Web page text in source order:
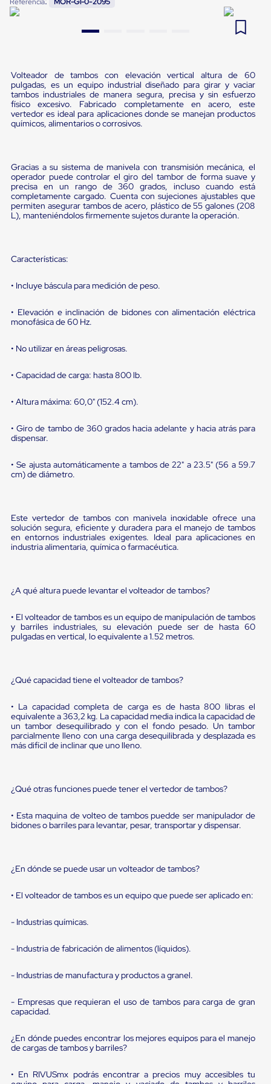
Borde
de
Borde
de
andén
Mecánicas
Pestañas
de
andén
Hidráulicas
Rampas
de
patio
de
Cargas
Sellos
para
de
Sellos
de
Fijo
de
Cabezal
Retenedores
andén
con
sistema
ruedas
Retenedores
andén
Automáticos
Retenedores
Multi
Transportes
de
Muelle/Andén
Controles
de
Muelle/Andén
de
Muelle/Andén
Diablito
de
Diablito
Plataformas
Jaulas
Distribución
Milla
Dollies
Charolas
Metálicos
Colapsables
Jaulas
Distribución
Volteador de tambos con elevación vertical altura de 60
pulgadas, es un equipo industrial diseñado para girar y vaciar
tambos industriales de manera segura, precisa y sin esfuerzo
físico excesivo. Fabricado completamente en acero, este
vertedor es ideal para aplicaciones donde se manejan productos
químicos, alimentarios o corrosivos.
Gracias a su sistema de manivela con transmisión mecánica, el
operador puede controlar el giro del tambor de forma suave y
precisa en un rango de 360 grados, incluso cuando está
completamente cargado. Cuenta con sujeciones ajustables que
permiten asegurar tambos de acero, plástico de 55 galones (208
L), manteniéndolos firmemente sujetos durante la operación.
Características:
• Incluye báscula para medición de peso.
• Elevación e inclinación de bidones con alimentación eléctrica
monofásica de 60 Hz.
• No utilizar en áreas peligrosas.
• Capacidad de carga: hasta 800 lb.
• Altura máxima: 60,0" (152.4 cm).
• Giro de tambo de 360 grados hacia adelante y hacia atrás para
dispensar.
• Se ajusta automáticamente a tambos de 22" a 23.5" (56 a 59.7
cm) de diámetro.
Este vertedor de tambos con manivela inoxidable ofrece una
solución segura, eficiente y duradera para el manejo de tambos
en entornos industriales exigentes. Ideal para aplicaciones en
industria alimentaria, química o farmacéutica.
¿A qué altura puede levantar el volteador de tambos?
• El volteador de tambos es un equipo de manipulación de tambos
y barriles industriales, su elevación puede ser de hasta 60
pulgadas en vertical, lo equivalente a 1.52 metros.
¿Qué capacidad tiene el volteador de tambos?
• La capacidad completa de carga es de hasta 800 libras el
equivalente a 363,2 kg. La capacidad media indica la capacidad de
un tambor desequilibrado y con el fondo pesado. Un tambor
parcialmente lleno con una carga desequilibrada y desplazada es
más difícil de inclinar que uno lleno.
¿Qué otras funciones puede tener el vertedor de tambos?
• Esta maquina de volteo de tambos puedde ser manipulador de
bidones o barriles para levantar, pesar, transportar y dispensar.
¿En dónde se puede usar un volteador de tambos?
• El volteador de tambos es un equipo que puede ser aplicado en:
- Industrias químicas.
- Industria de fabricación de alimentos (líquidos).
- Industrias de manufactura y productos a granel.
- Empresas que requieran el uso de tambos para carga de gran
capacidad.
¿En dónde puedes encontrar los mejores equipos para el manejo
de cargas de tambos y barriles?
• En RIVUSmx podrás encontrar a precios muy accesibles tu
9.